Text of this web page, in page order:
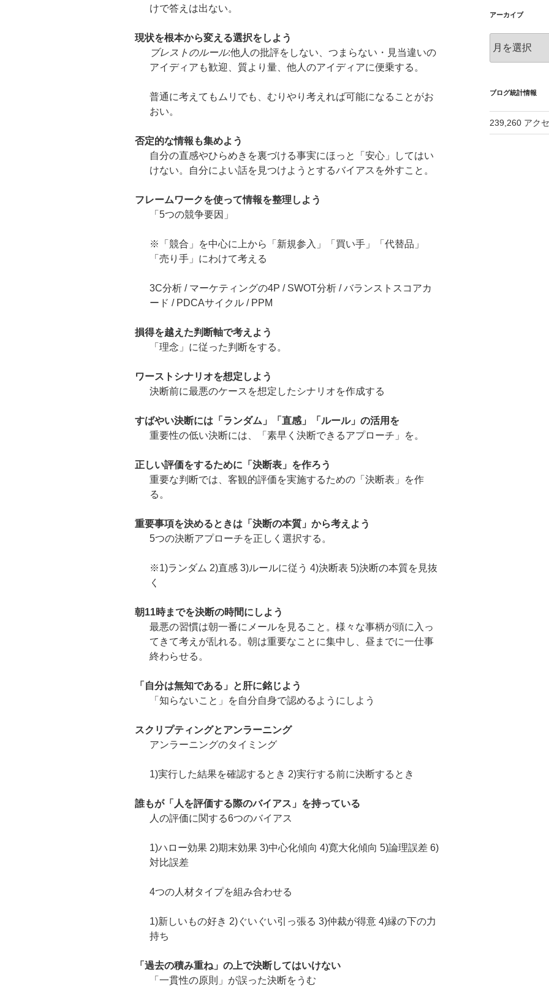
けで答えは出ない。
現状を根本から変える選択をしよう
ブレストのルール:他人の批評をしない、つまらない・見当違いの
アイディアも歓迎、質より量、他人のアイディアに便乗する。
普通に考えてもムリでも、むりやり考えれば可能になることがお
おい。
否定的な情報も集めよう
自分の直感やひらめきを裏づける事実にほっと「安心」してはい
けない。自分によい話を見つけようとするバイアスを外すこと。
フレームワークを使って情報を整理しよう
「5つの競争要因」
※「競合」を中心に上から「新規参入」「買い手」「代替品」
「売り手」にわけて考える
3C分析 / マーケティングの4P / SWOT分析 / バランストスコアカ
ード / PDCAサイクル / PPM
損得を越えた判断軸で考えよう
「理念」に従った判断をする。
ワーストシナリオを想定しよう
決断前に最悪のケースを想定したシナリオを作成する
すばやい決断には「ランダム」「直感」「ルール」の活用を
重要性の低い決断には、「素早く決断できるアプローチ」を。
正しい評価をするために「決断表」を作ろう
重要な判断では、客観的評価を実施するための「決断表」を作
る。
重要事項を決めるときは「決断の本質」から考えよう
5つの決断アプローチを正しく選択する。
※1)ランダム 2)直感 3)ルールに従う 4)決断表 5)決断の本質を見抜
く
朝11時までを決断の時間にしよう
最悪の習慣は朝一番にメールを見ること。様々な事柄が頭に入っ
てきて考えが乱れる。朝は重要なことに集中し、昼までに一仕事
終わらせる。
「自分は無知である」と肝に銘じよう
「知らないこと」を自分自身で認めるようにしよう
スクリプティングとアンラーニング
アンラーニングのタイミング
1)実行した結果を確認するとき 2)実行する前に決断するとき
誰もが「人を評価する際のバイアス」を持っている
人の評価に関する6つのバイアス
1)ハロー効果 2)期末効果 3)中心化傾向 4)寛大化傾向 5)論理誤差 6)
対比誤差
4つの人材タイプを組み合わせる
1)新しいもの好き 2)ぐいぐい引っ張る 3)仲裁が得意 4)縁の下の力
持ち
「過去の積み重ね」の上で決断してはいけない
「一貫性の原則」が誤った決断をうむ
アーカイブ
ー
ブ
ブログ統計情報
239,260 アク